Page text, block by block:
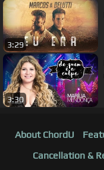
3:29
3:30
About ChordU
Cancellation &